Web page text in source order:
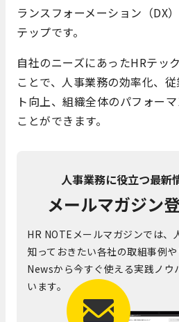
ランスフォーメーション（DX
テップです。
自社のニーズにあったHRテッ
ことで、人事業務の効率化、
ト向上、組織全体のパフォー
ことができます。
人事業務に役立つ最新
メールマガジン
HR NOTEメールマガジンでは、
知っておきたい各社の取組事例
Newsから今すぐ使える実践ノウ
います。